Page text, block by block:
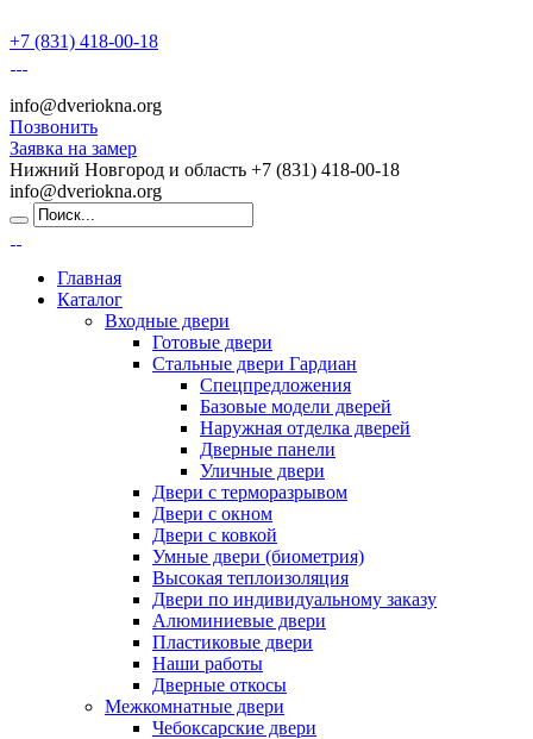
+7 (831) 418-00-18
info@dveriokna.org
Позвонить
Заявка на замер
Нижний Новгород и область +7 (831) 418-00-18
info@dveriokna.org
Главная
Каталог
Входные двери
Готовые двери
Стальные двери Гардиан
Спецпредложения
Базовые модели дверей
Наружная отделка дверей
Дверные панели
Уличные двери
Двери с терморазрывом
Двери с окном
Двери с ковкой
Умные двери (биометрия)
Высокая теплоизоляция
Двери по индивидуальному заказу
Алюминиевые двери
Пластиковые двери
Наши работы
Дверные откосы
Межкомнатные двери
Чебоксарские двери